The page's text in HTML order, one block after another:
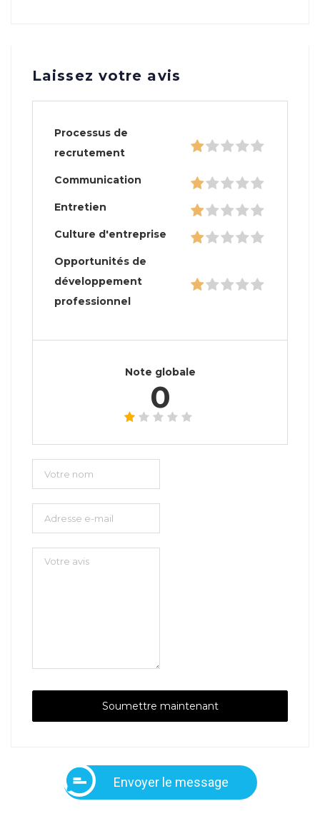
Laissez votre avis
Processus de
recrutement
Communication
Entretien
Culture d'entreprise
Opportunités de
développement
professionnel
Note globale
0
Envoyer le message